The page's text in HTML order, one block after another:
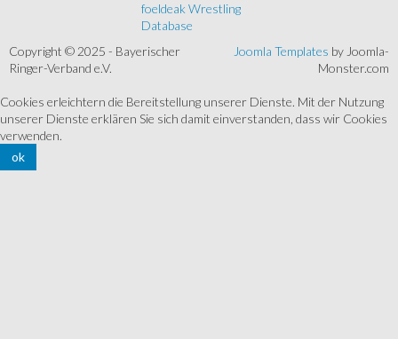
foeldeak Wrestling
Database
Copyright © 2025 - Bayerischer
Ringer-Verband e.V.
Joomla Templates by Joomla-
Monster.com
Cookies erleichtern die Bereitstellung unserer Dienste. Mit der Nutzung
unserer Dienste erklären Sie sich damit einverstanden, dass wir Cookies
verwenden.
ok